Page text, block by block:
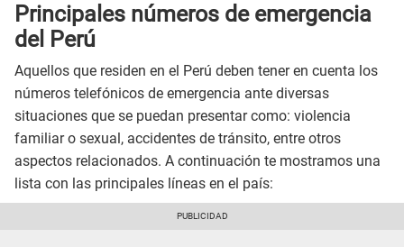
Principales números de emergencia
del Perú
Aquellos que residen en el Perú deben tener en cuenta los
números telefónicos de emergencia ante diversas
situaciones que se puedan presentar como: violencia
familiar o sexual, accidentes de tránsito, entre otros
aspectos relacionados. A continuación te mostramos una
lista con las principales líneas en el país: